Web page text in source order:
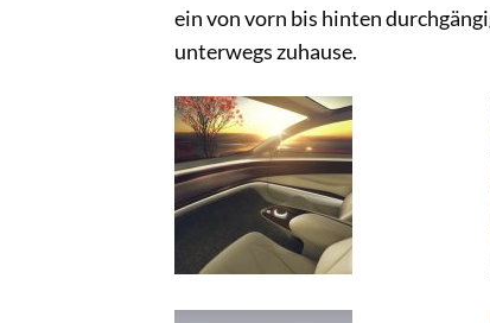
ein von vorn bis hinten
unterwegs zuhause.